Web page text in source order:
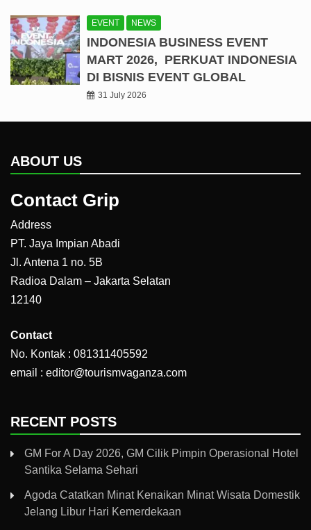
EVENT NEWS
INDONESIA BUSINESS EVENT
MART 2026, PERKUAT INDONESIA
DI BISNIS EVENT GLOBAL
31 July 2026
ABOUT US
Contact Grip
Address
PT. Jaya Impian Abadi
Jl. Antena 1 no. 5B
Radioa Dalam – Jakarta Selatan
12140
Contact
No. Kontak : 081311405592
email : editor@tourismvaganza.com
RECENT POSTS
GM For A Day 2026, GM Cilik Pimpin Operasional Hotel
Santika Selama Sehari
Agoda Catatkan Minat Kenaikan Minat Wisata Domestik
Jelang Libur Hari Kemerdekaan